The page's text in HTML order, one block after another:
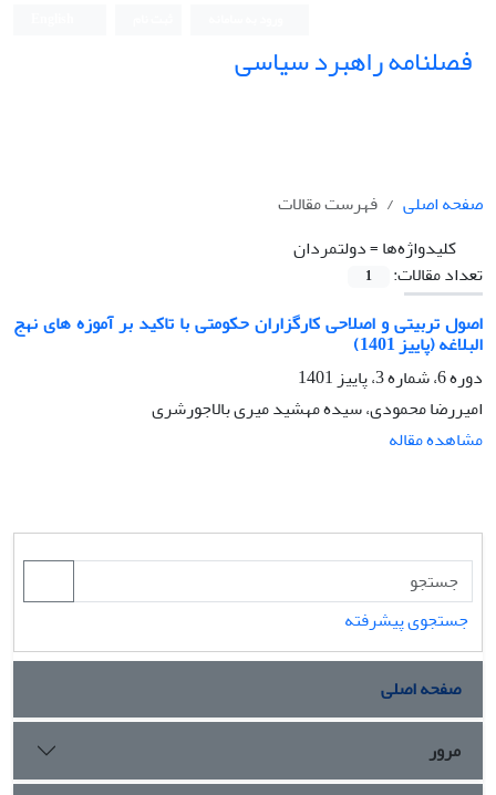
فصلنامه راهبرد سیاسی
صفحه اصلی
فهرست مقالات
کلیدواژه‌ها =دولتمردان
تعداد مقالات:
1
اصول تربیتی و اصلاحی کارگزاران حکومتی با تاکید بر آموزه های نهج
البلاغه (پاییز 1401)
دوره 6، شماره 3، پاییز 1401
امیررضا محمودی، سیده مهشید میری بالاجورشری
مشاهده مقاله
جستجوی پیشرفته
صفحه اصلی
مرور